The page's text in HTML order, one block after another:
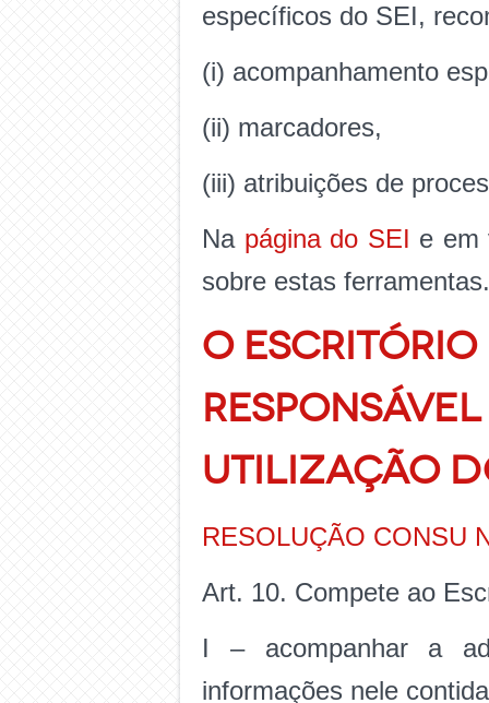
específicos do SEI,
(i) acompanhamento
(ii) marcadores,
(iii) atribuições de
Na página do SEI e em
sobre estas ferramentas.
O
UTILIZAÇÃO
RESOLUÇÃO CONSU
Art. 10. Compete ao
I – acompanhar a
informações nele